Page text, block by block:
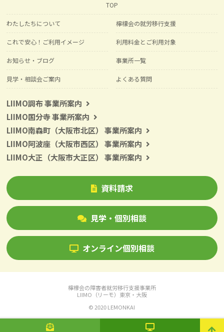
TOP
わたしたちについて 檸檬会の就労移行支援
これで安心！ご利用イメージ 利用料金とご利用対象
お知らせ・ブログ 事業所一覧
見学・相談会ご案内 よくある質問
LIIMO調布 事業所案内
LIIMO国分寺 事業所案内
LIIMO南森町（大阪市北区） 事業所案内
LIIMO阿波座（大阪市西区） 事業所案内
LIIMO大正（大阪市大正区） 事業所案内
資料請求
見学・個別相談
オンライン個別相談
檸檬会の障害者就労移行支援事業所
LIIMO（リーモ）東京・大阪
© 2020 LEMONKAI